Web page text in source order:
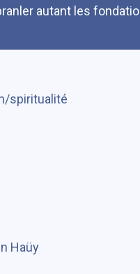
autant les
spiritualité
Haüy